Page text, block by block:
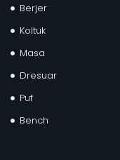
Berjer
Koltuk
Masa
Dresuar
Puf
Bench